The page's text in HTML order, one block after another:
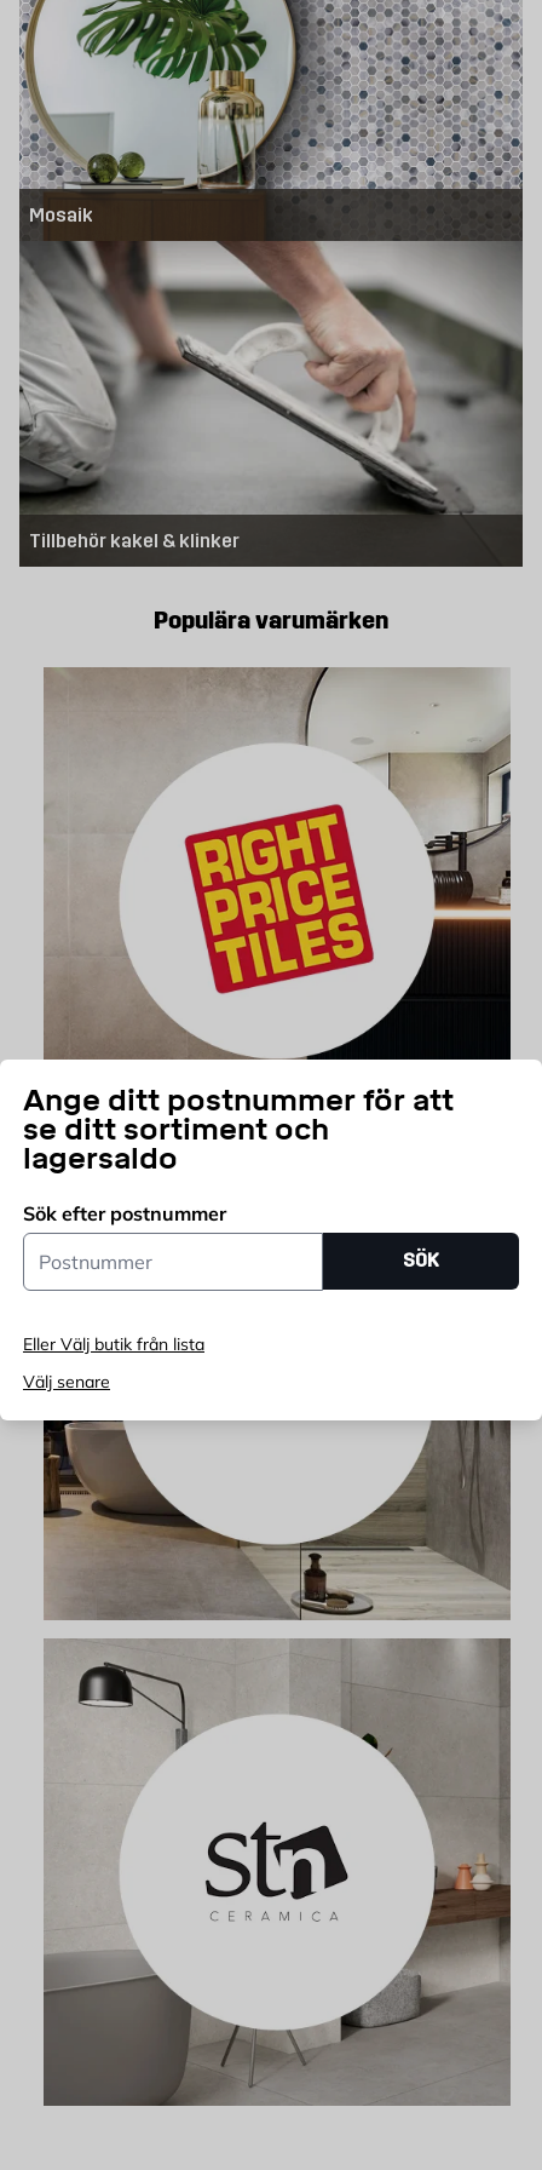
Ange ditt postnummer för att
se ditt sortiment och
lagersaldo
Sök efter postnummer
Postnummer
SÖK
Eller Välj butik från lista
Välj senare
Mosaik
Tillbehör kakel & klinker
Populära varumärken